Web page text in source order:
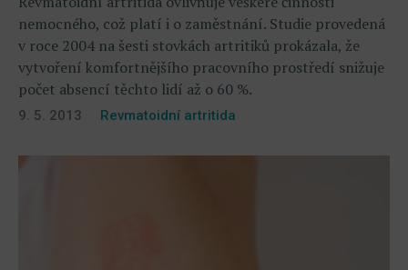
nemocného, což platí i o zaměstnání. Studie provedená
v roce 2004 na šesti stovkách artritiků prokázala, že
vytvoření komfortnějšího pracovního prostředí snižuje
počet absencí těchto lidí až o 60 %.
9. 5. 2013 Revmatoidní artritida